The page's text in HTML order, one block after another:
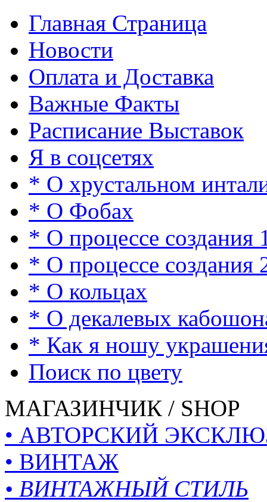
Главная Страница
Новости
Оплата и Доставка
Важные Факты
Расписание Выставок
Я в соцсетях
* О хрустальном
* О Фобах
* О процессе создания
* О процессе создания
* О кольцах
* О декалевых
* Как я ношу
Поиск по цвету
МАГАЗИНЧИК / SHOP
• АВТОРСКИЙ
• ВИНТАЖ
• ВИНТАЖНЫЙ СТИЛЬ